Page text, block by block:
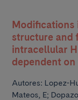
Modifications
structure and
intracellular
dependent
Autores: Lopez-
Mateos, E;